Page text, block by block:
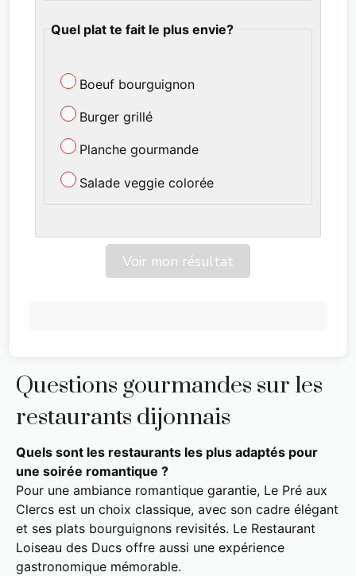
Quel plat te fait le plus envie?
Boeuf bourguignon
Burger grillé
Planche gourmande
Salade veggie colorée
Voir mon résultat
Questions gourmandes sur les
restaurants dijonnais
Quels sont les restaurants les plus adaptés pour
une soirée romantique ?
Pour une ambiance romantique garantie, Le Pré aux
Clercs est un choix classique, avec son cadre élégant
et ses plats bourguignons revisités. Le Restaurant
Loiseau des Ducs offre aussi une expérience
gastronomique mémorable.